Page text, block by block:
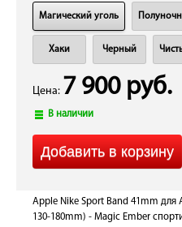
Магический уголь
Хаки Черный
Цена: 7 900 руб.
В наличии
Apple Nike Sport Band 41mm для
130-180mm) - Magic Ember